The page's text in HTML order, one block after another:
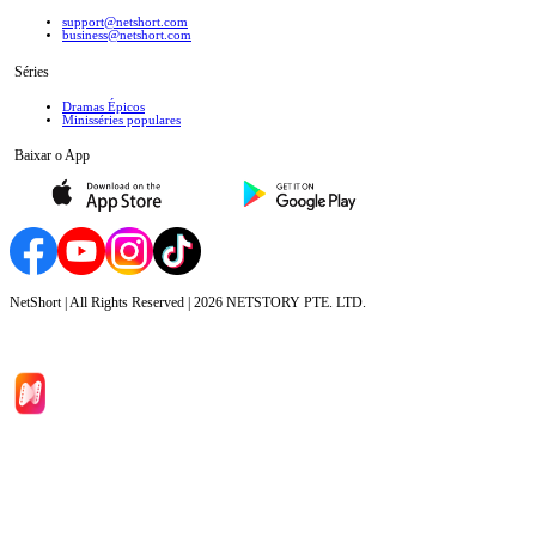
support@netshort.com
business@netshort.com
Séries
Dramas Épicos
Minisséries populares
Baixar o App
NetShort | All Rights Reserved | 2026 NETSTORY PTE. LTD.